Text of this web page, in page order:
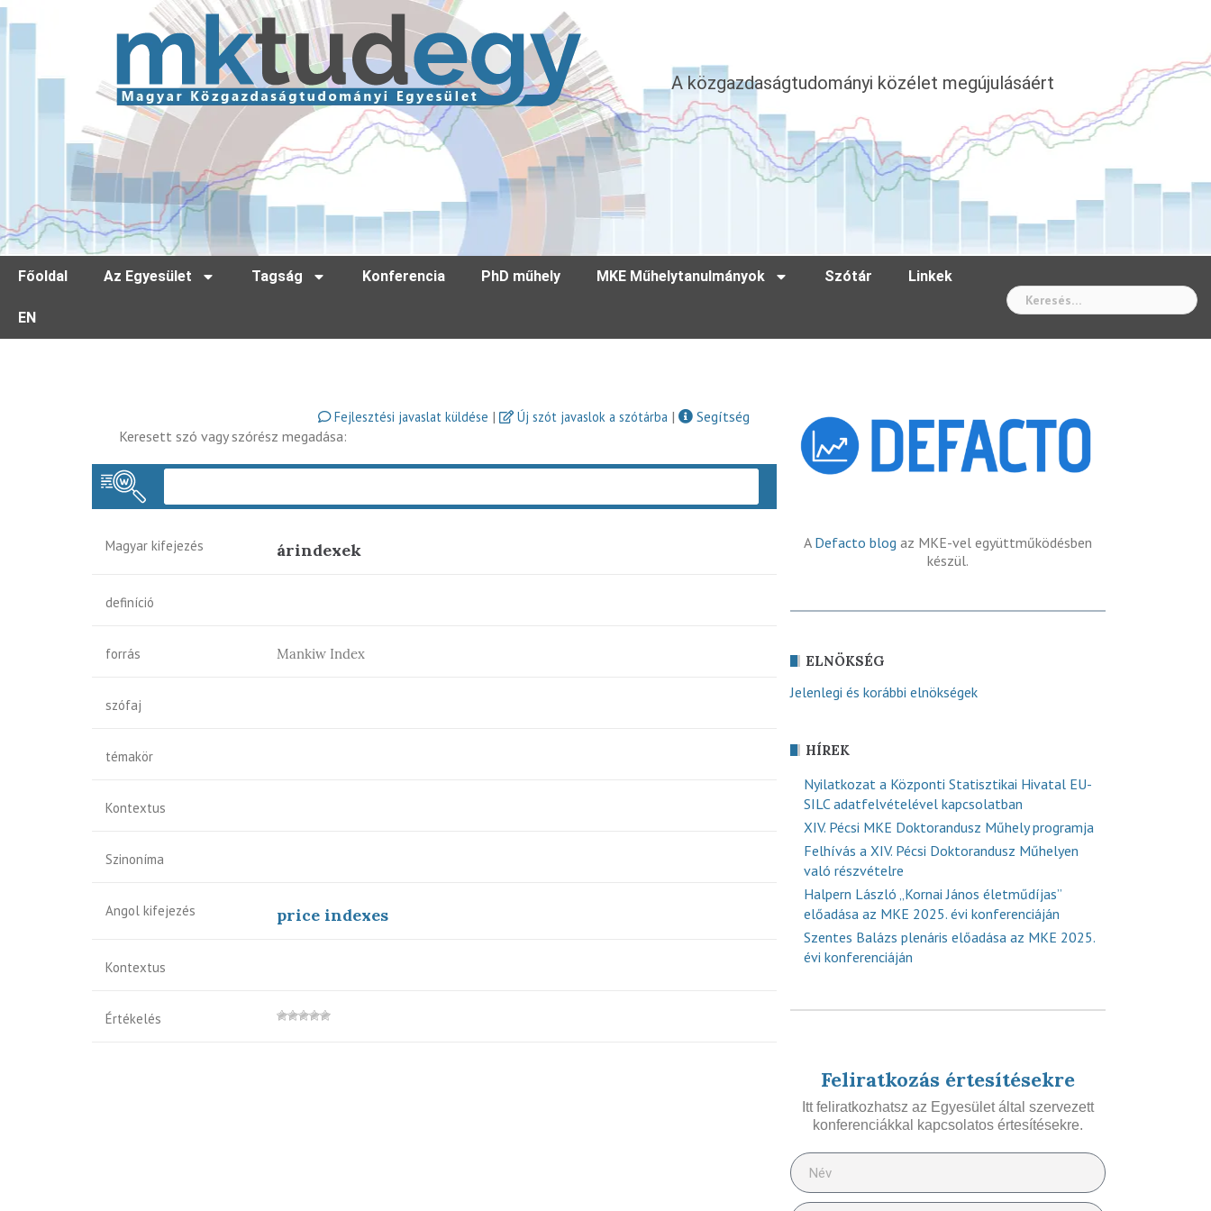
A közgazdaságtudományi közélet megújulásáért
Főoldal Az Egyesület Tagság Konferencia PhD műhely MKE Műhelytanulmányok Szótár Linkek
EN
Fejlesztési javaslat küldése | Új szót javaslok a szótárba |
Segítség
Keresett szó vagy szórész megadása:
Magyar kifejezés árindexek
definíció
forrás Mankiw Index
szófaj
témakör
Kontextus
Szinoníma
Angol kifejezés price indexes
Kontextus
Értékelés
A Defacto blog az MKE-vel együttműködésben
készül.
ELNÖKSÉG
Jelenlegi és korábbi elnökségek
HÍREK
Nyilatkozat a Központi Statisztikai Hivatal EU-
SILC adatfelvételével kapcsolatban
XIV. Pécsi MKE Doktorandusz Műhely programja
Felhívás a XIV. Pécsi Doktorandusz Műhelyen
való részvételre
Halpern László „Kornai János életműdíjas”
előadása az MKE 2025. évi konferenciáján
Szentes Balázs plenáris előadása az MKE 2025.
évi konferenciáján
Feliratkozás értesítésekre
Itt feliratkozhatsz az Egyesület által szervezett
konferenciákkal kapcsolatos értesítésekre.